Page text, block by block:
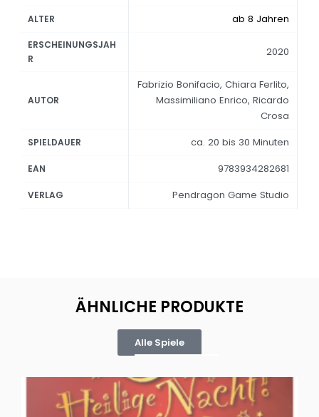
ALTER ab 8 Jahren
ERSCHEINUNGSJAH
R
2020
AUTOR
Fabrizio Bonifacio, Chiara Ferlito,
Massimiliano Enrico, Ricardo
Crosa
SPIELDAUER ca. 20 bis 30 Minuten
EAN 9783934282681
VERLAG Pendragon Game Studio
ÄHNLICHE PRODUKTE
Alle Spiele